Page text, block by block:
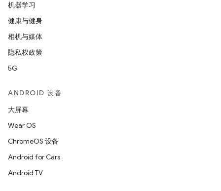
机器学习
健康与健身
相机与媒体
隐私权政策
5G
ANDROID 设备
大屏幕
Wear OS
ChromeOS 设备
Android for Cars
Android TV